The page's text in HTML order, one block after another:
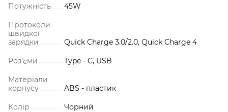
Потужність 45W
Протоколи
швидкої
зарядки
Quick Charge 3.0/2.0, Quick Charge 4
Роз'єми Type - C, USB
Матеріали
корпусу
ABS - пластик
Колір Чорний